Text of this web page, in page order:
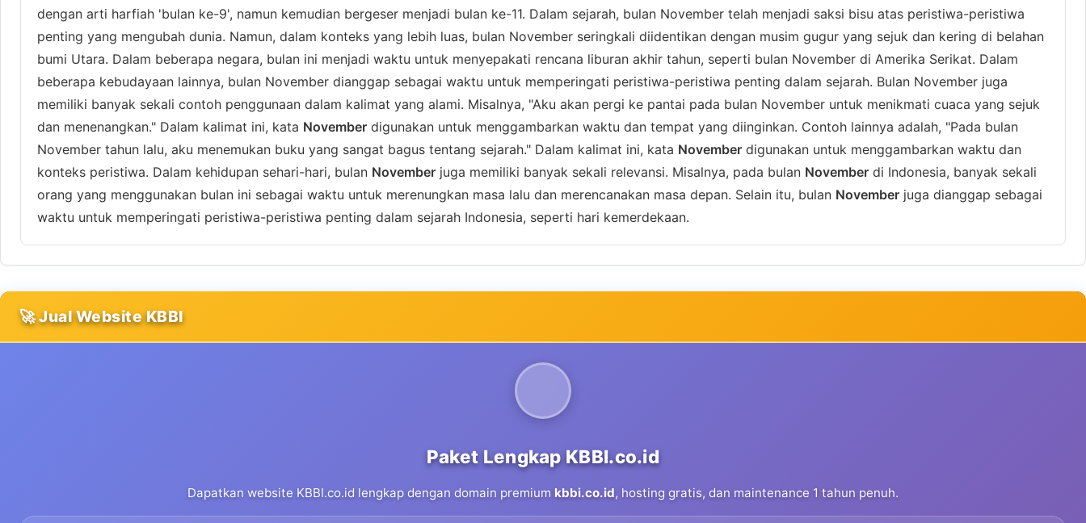
dengan arti harfiah 'bulan ke-9', namun kemudian bergeser menjadi bulan ke-11. Dalam sejarah, bulan November telah menjadi saksi bisu atas peristiwa-peristiwa
penting yang mengubah dunia. Namun, dalam konteks yang lebih luas, bulan November seringkali diidentikan dengan musim gugur yang sejuk dan kering di belahan
bumi Utara. Dalam beberapa negara, bulan ini menjadi waktu untuk menyepakati rencana liburan akhir tahun, seperti bulan November di Amerika Serikat. Dalam
beberapa kebudayaan lainnya, bulan November dianggap sebagai waktu untuk memperingati peristiwa-peristiwa penting dalam sejarah. Bulan November juga
memiliki banyak sekali contoh penggunaan dalam kalimat yang alami. Misalnya, "Aku akan pergi ke pantai pada bulan November untuk menikmati cuaca yang sejuk
dan menenangkan." Dalam kalimat ini, kata November digunakan untuk menggambarkan waktu dan tempat yang diinginkan. Contoh lainnya adalah, "Pada bulan
November tahun lalu, aku menemukan buku yang sangat bagus tentang sejarah." Dalam kalimat ini, kata November digunakan untuk menggambarkan waktu dan
konteks peristiwa. Dalam kehidupan sehari-hari, bulan November juga memiliki banyak sekali relevansi. Misalnya, pada bulan November di Indonesia, banyak sekali
orang yang menggunakan bulan ini sebagai waktu untuk merenungkan masa lalu dan merencanakan masa depan. Selain itu, bulan November juga dianggap sebagai
waktu untuk memperingati peristiwa-peristiwa penting dalam sejarah Indonesia, seperti hari kemerdekaan.
🚀 Jual Website KBBI
Paket Lengkap KBBI.co.id
Dapatkan website KBBI.co.id lengkap dengan domain premium kbbi.co.id, hosting gratis, dan maintenance 1 tahun penuh.